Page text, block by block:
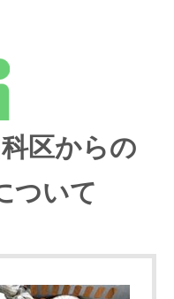
区からの
ついて